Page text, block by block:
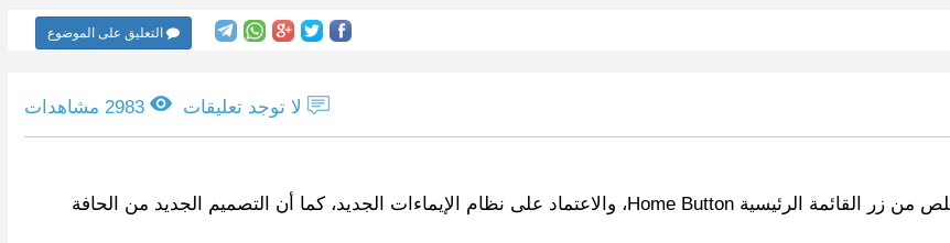
التعليق على الموضوع
لا توجد تعليقات 2983 مشاهدات
قررت شركة أبل مع الأجيال الجديدة من أجهزة iPhone وiPad، التخلص من زر القائمة الرئيسية Home Button، والاعتماد على نظام الإيماءات الجديد، كما أن التصميم الجديد من الحافة